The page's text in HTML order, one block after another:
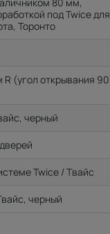
под Twice для
Торонто
(угол открывания 90
черный
Twice / Твайс
черный